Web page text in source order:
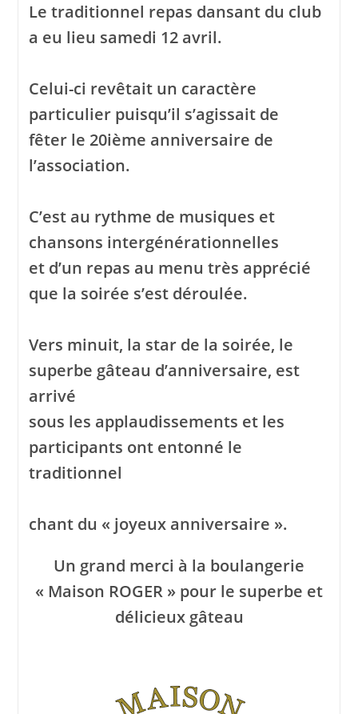
Le traditionnel repas dansant du club
a eu lieu samedi 12 avril.
Celui-ci revêtait un caractère
particulier puisqu’il s’agissait de
fêter le 20ième anniversaire de
l’association.
C’est au rythme de musiques et
chansons intergénérationnelles
et d’un repas au menu très apprécié
que la soirée s’est déroulée.
Vers minuit, la star de la soirée, le
superbe gâteau d’anniversaire, est
arrivé
sous les applaudissements et les
participants ont entonné le
traditionnel
chant du « joyeux anniversaire ».
Un grand merci à la boulangerie
« Maison ROGER » pour le superbe et
délicieux gâteau